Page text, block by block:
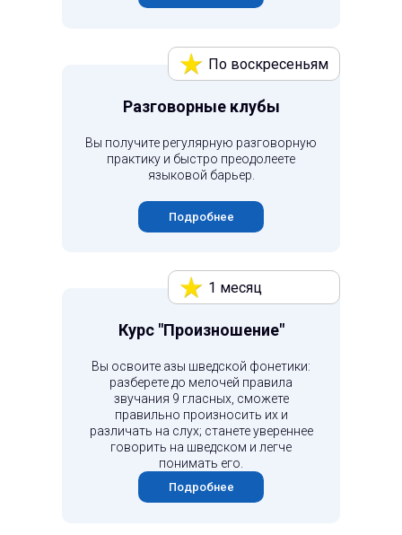
Разговорные клубы
Вы получите регулярную разговорную
практику и быстро преодолеете
языковой барьер.
Подробнее
По воскресеньям
Курс "Произношение"
Вы освоите азы шведской фонетики:
разберете до мелочей правила
звучания 9 гласных, сможете
правильно произносить их и
различать на слух; станете увереннее
говорить на шведском и легче
понимать его.
1 месяц
Подробнее